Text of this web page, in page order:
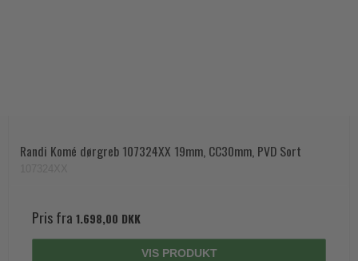
Randi Komé dørgreb 107324XX 19mm, CC30mm, PVD Sort
Pris fra 1.698,00 DKK
VIS PRODUKT